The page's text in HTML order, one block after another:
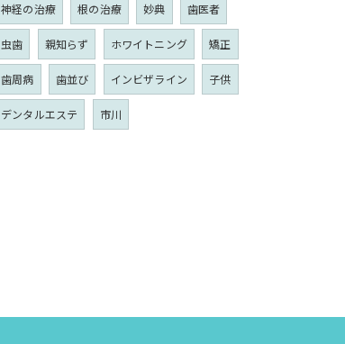
神経の治療 根の治療 妙典 歯医者
虫歯 親知らず ホワイトニング 矯正
歯周病 歯並び インビザライン 子供
デンタルエステ 市川